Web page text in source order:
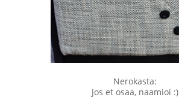
Nerokasta:
Jos et osaa, naamioi :)